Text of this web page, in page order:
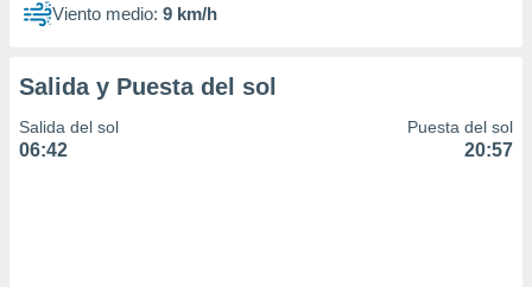
Viento medio: 9 km/h
Salida y Puesta del sol
Salida del sol
06:42
Puesta del sol
20:57